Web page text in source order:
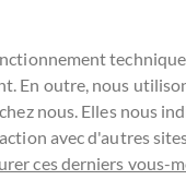
En outre, nous
nous. Elles nous
avec d'autres
ces derniers vous-